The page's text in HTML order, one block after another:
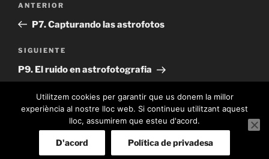
entradas
Entrada
anterior:
ANTERIOR
P7. Capturando las astrofotos
Siguiente
entrada
SIGUIENTE
P9. El ruido en astrofotografia
PRIVACIDAD Funciona gracias a WordPress
Utilitzem cookies per garantir que us donem la millor
experiència al nostre lloc web. Si continueu utilitzant aquest
lloc, assumirem que esteu d'acord.
D'acord Política de privadesa